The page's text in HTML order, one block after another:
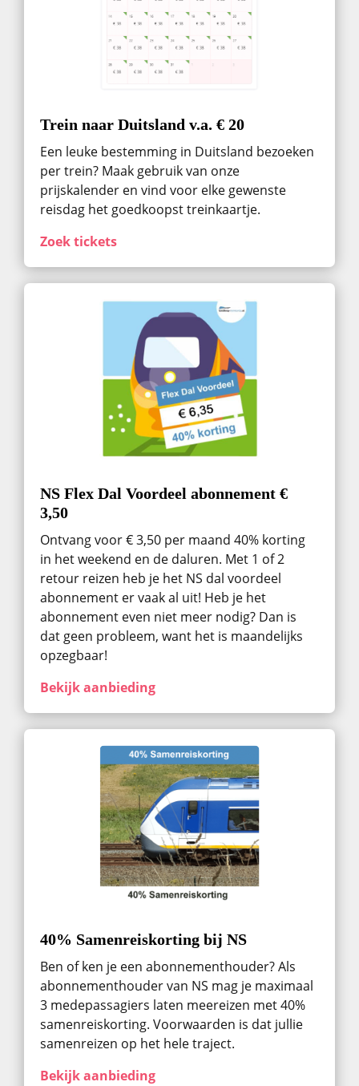
Trein naar Duitsland v.a. € 20
Een leuke bestemming in Duitsland bezoeken
per trein? Maak gebruik van onze
prijskalender en vind voor elke gewenste
reisdag het goedkoopst treinkaartje.
Zoek tickets
NS Flex Dal Voordeel abonnement €
3,50
Ontvang voor € 3,50 per maand 40% korting
in het weekend en de daluren. Met 1 of 2
retour reizen heb je het NS dal voordeel
abonnement er vaak al uit! Heb je het
abonnement even niet meer nodig? Dan is
dat geen probleem, want het is maandelijks
opzegbaar!
Bekijk aanbieding
40% Samenreiskorting bij NS
Ben of ken je een abonnementhouder? Als
abonnementhouder van NS mag je maximaal
3 medepassagiers laten meereizen met 40%
samenreiskorting. Voorwaarden is dat jullie
samenreizen op het hele traject.
Bekijk aanbieding